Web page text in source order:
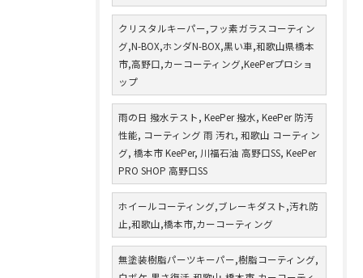
クリスタルキーパー,フッ素ガラスコーティン
グ,N-BOX,ホンダN-BOX,黒い車,和歌山県橋本
市,高野口,カーコーティング,KeePerプロショ
ップ
雨の日 撥水テスト, KeePer 撥水, KeePer 防汚
性能, コーティング 雨 汚れ, 和歌山 コーティン
グ, 橋本市 KeePer, 川福石油 高野口SS, KeePer
PRO SHOP 高野口SS
ホイールコーティング,ブレーキダスト,汚れ防
止,和歌山,橋本市,カーコーティング
無塗装樹脂パーツキーパー,樹脂コーティング,